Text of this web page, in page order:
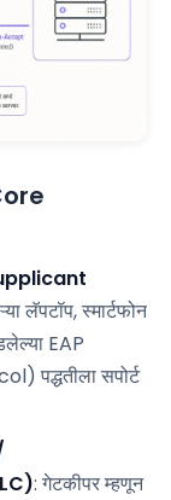
लॅपटॉप, स्मार्टफोन
EAP
सपोर्ट
: गेटकीपर म्हणून